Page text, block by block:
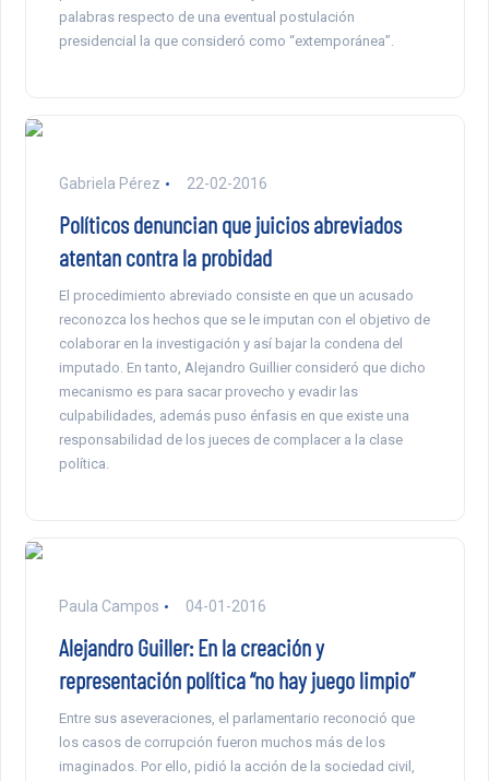
palabras respecto de una eventual postulación
presidencial la que consideró como “extemporánea”.
Gabriela Pérez 22-02-2016
Políticos denuncian que juicios abreviados
atentan contra la probidad
El procedimiento abreviado consiste en que un acusado
reconozca los hechos que se le imputan con el objetivo de
colaborar en la investigación y así bajar la condena del
imputado. En tanto, Alejandro Guillier consideró que dicho
mecanismo es para sacar provecho y evadir las
culpabilidades, además puso énfasis en que existe una
responsabilidad de los jueces de complacer a la clase
política.
Paula Campos 04-01-2016
Alejandro Guiller: En la creación y
representación política “no hay juego limpio”
Entre sus aseveraciones, el parlamentario reconoció que
los casos de corrupción fueron muchos más de los
imaginados. Por ello, pidió la acción de la sociedad civil,